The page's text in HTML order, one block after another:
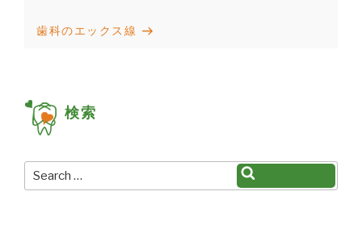
ナ
ー
ョ
Next
歯科のエックス線
検索
Search
for: